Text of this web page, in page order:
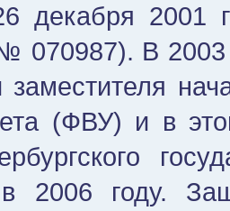
декабря 2001
070987). В
заместителя
(ФВУ) и в
в 2006 году.